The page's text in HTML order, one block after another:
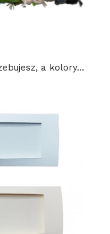
a kolory...